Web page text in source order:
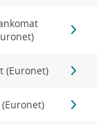
(Euronet)